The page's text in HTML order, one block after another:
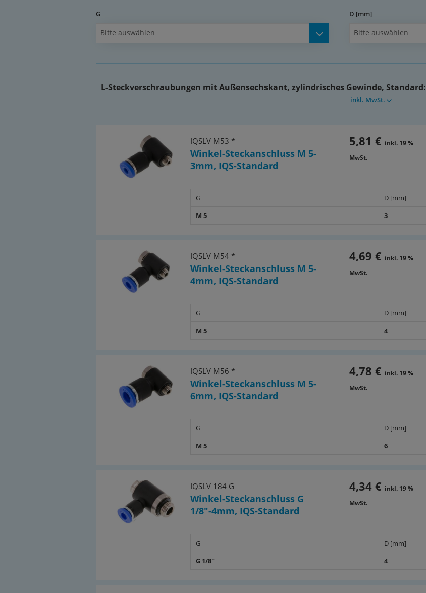
zylindrischem Gewinde mit gekammertem O-Ring
*nur während der Montage positionierbar
Dokumentation: Entscheidungshilfe für die Auswahl von
G
Bitte auswählen
D [mm]
Bitte auswählen
L-Steckverschraubungen mit Außensechskant, zylindrisches Gewinde, Standard:
inkl. MwSt.
IQSLV M53 *
Winkel-Steckanschluss M 5-
3mm, IQS-Standard
5,81 € inkl. 19 %
MwSt.
G
D [mm]
M 5
3
IQSLV M54 *
Winkel-Steckanschluss M 5-
4mm, IQS-Standard
4,69 € inkl. 19 %
MwSt.
G
D [mm]
M 5
4
IQSLV M56 *
Winkel-Steckanschluss M 5-
6mm, IQS-Standard
4,78 € inkl. 19 %
MwSt.
G
D [mm]
M 5
6
IQSLV 184 G
Winkel-Steckanschluss G
1/8"-4mm, IQS-Standard
4,34 € inkl. 19 %
MwSt.
G
D [mm]
G 1/8"
4